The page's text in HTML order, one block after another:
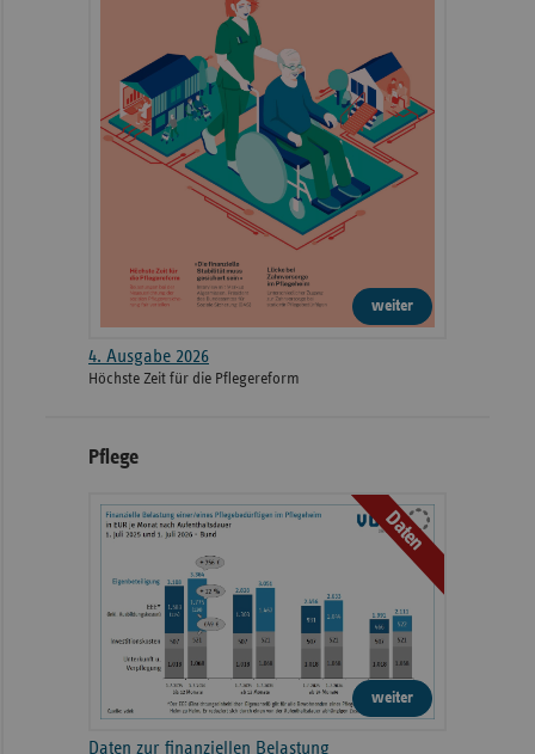
weiter
4. Ausgabe 2026
Höchste Zeit für die Pflegereform
Pflege
Daten
weiter
Daten zur finanziellen Belastung